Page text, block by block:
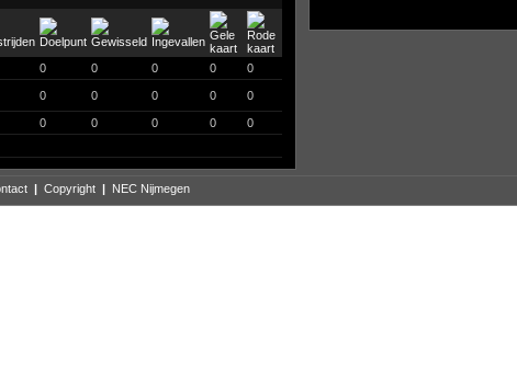
0 0 0 0
0
0 0 0 0 0
0 0 0 0
0
| Copyright | NEC Nijmegen